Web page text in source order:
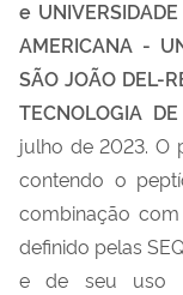
e
AMERICANA -
SÃO JOÃO DEL-
TECNOLOGIA
julho de 2023. O
contendo o
combinação
definido pelas
e de seu uso